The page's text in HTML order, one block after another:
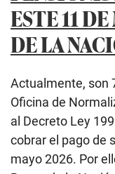
ESTE 11
DE LA
Actualmente, son
Oficina de
al Decreto Ley
cobrar el pago de
mayo 2026. Por